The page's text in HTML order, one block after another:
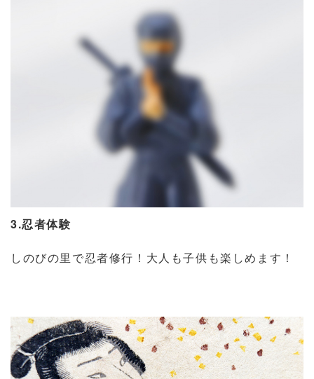
3.忍者体験
しのびの里で忍者修行！大人も子供も楽しめます！